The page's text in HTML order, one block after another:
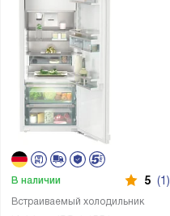
Встраиваемый холодильник
В наличии 5 (1)